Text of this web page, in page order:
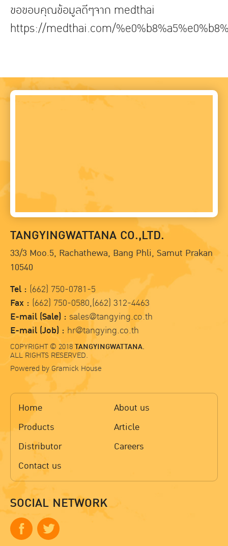
ขอขอบคุณข้อมูลดีๆจาก medthai
https://medthai.com/
TANGYINGWATTANA CO.,LTD.
33/3 Moo.5, Rachathewa, Bang Phli, Samut Prakan
10540
Tel : (662) 750-0781-5
Fax : (662) 750-0580,(662) 312-4463
E-mail (Sale) : sales@tangying.co.th
E-mail (Job) : hr@tangying.co.th
COPYRIGHT © 2018TANGYINGWATTANA.
ALL RIGHTS RESERVED.
Powered byGramick House
Home
About us
Products
Article
Distributor
Careers
Contact us
SOCIAL NETWORK